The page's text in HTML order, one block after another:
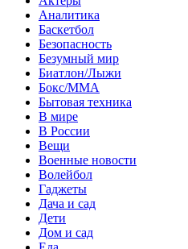
Аналитика
Баскетбол
Безопасность
Безумный мир
Биатлон/Лыжи
Бокс/MMA
Бытовая техника
В мире
В России
Вещи
Военные новости
Волейбол
Гаджеты
Дача и сад
Дети
Дом и сад